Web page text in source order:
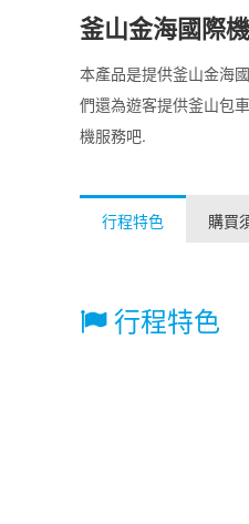
釜山金海國際
本產品是提供釜山金海
們還為遊客提供釜山包
機服務吧.
行程特色 購買
行程特色